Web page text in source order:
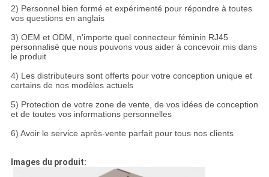
2) Personnel bien formé et expérimenté pour répondre à toutes
vos questions en anglais
3) OEM et ODM, n'importe quel connecteur féminin RJ45
personnalisé que nous pouvons vous aider à concevoir mis dans
le produit
4) Les distributeurs sont offerts pour votre conception unique et
certains de nos modèles actuels
5) Protection de votre zone de vente, de vos idées de conception
et de toutes vos informations personnelles
6) Avoir le service après-vente parfait pour tous nos clients
Images du produit: